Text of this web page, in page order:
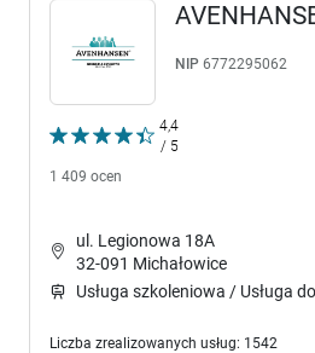
4,4
/ 5
1 409 ocen
NIP 6772295062
ul. Legionowa 18A
32-091 Michałowice
Usługa szkoleniowa / Usługa
Liczba zrealizowanych usług: 1542